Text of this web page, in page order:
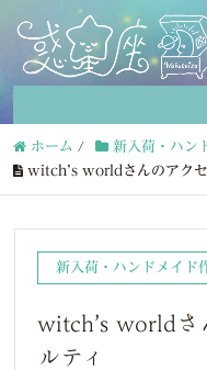
ホーム / 新入荷・ハン
witch’s worldさんのアク
新入荷・ハンドメイド
witch’s worldさ
ルティ